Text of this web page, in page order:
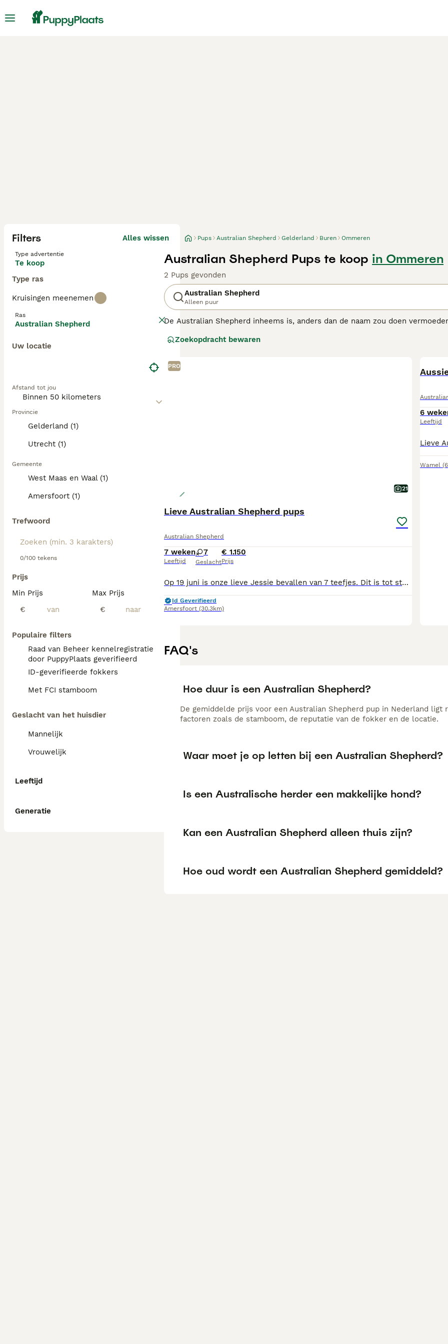
Filters Alles wissen
Type advertentie
Te koop
Type ras
Kruisingen meenemen
Ras
Australian Shepherd
Uw locatie
Afstand tot jou
Provincie
Gelderland (1)
Utrecht (1)
Gemeente
West Maas en Waal (1)
Amersfoort (1)
Trefwoord
0/100 tekens
Prijs
Min Prijs
€
Max Prijs
€
Populaire filters
Raad van Beheer kennelregistratie
door PuppyPlaats geverifieerd
ID-geverifieerde fokkers
Met FCI stamboom
Geslacht van het huisdier
Mannelijk
Vrouwelijk
Leeftijd
Generatie
Pups Australian Shepherd Gelderland Buren Ommeren
Australian Shepherd Pups te koop in Ommeren
2 Pups gevonden
Australian Shepherd
Alleen puur
De Australian Shepherd inheems is, anders dan de naam zou doen
is een populaire werk- en gezinshond.
Lees onze
Zoekopdracht bewaren
PRO
21
Lieve Australian Shepherd pups
Australian Shepherd
7 weken
Leeftijd
7
Geslacht
€ 1.150
Prijs
Op 19 juni is onze lieve Jessie bevallen van 7 teefjes. Dit is tot stand gekomen door de dekking van haar vriendje hier uit de buurt Abba. Eveneens een Australian Shepherd van 2 jaar oud. Wij wilde eenmalig een nestje om aan onze jonge kinderen(4 en 5 jaar) te laten zien hoe dit gaat. De pups worden hier in huis liefdevol groot gebracht totdat zij naar een liefdevol ander huisje mogen. De ouders zijn van te voren uitgebreid op de gezondheid gecheckt. De pups zijn ontwormt en volgens schema gevaccineerd. Ook worden de pups gechipt en krijgen ze een Europees paspoort. Vanaf 14 augustus mogen ze het netjes verlaten.
Id Geverifieerd
Amersfoort (30.3km)
6
Leeftijd
Wamel
FAQ's
Hoe duur is een Australian Shepherd?
De gemiddelde prijs voor een Australian Shepherd pup in Nederland
factoren zoals de stamboom, de reputatie van de fokker en de locatie.
Waar moet je op letten bij een Australian Shepherd?
Is een Australische herder een makkelijke hond?
Kan een Australian Shepherd alleen thuis zijn?
Hoe oud wordt een Australian Shepherd gemiddeld?